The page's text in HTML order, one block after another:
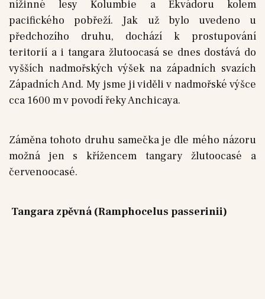
nížinné lesy Kolumbie a Ekvádoru kolem
pacifického pobřeží. Jak už bylo uvedeno u
předchozího druhu, dochází k prostupování
teritorií a i tangara žlutoocasá se dnes dostává do
vyšších nadmořských výšek na západních svazích
Západních And. My jsme ji viděli v nadmořské výšce
cca 1600 m v povodí řeky Anchicaya.
Záměna tohoto druhu samečka je dle mého názoru
možná jen s křížencem tangary žlutoocasé a
červenoocasé.
Tangara zpěvná (Ramphocelus passerinii)